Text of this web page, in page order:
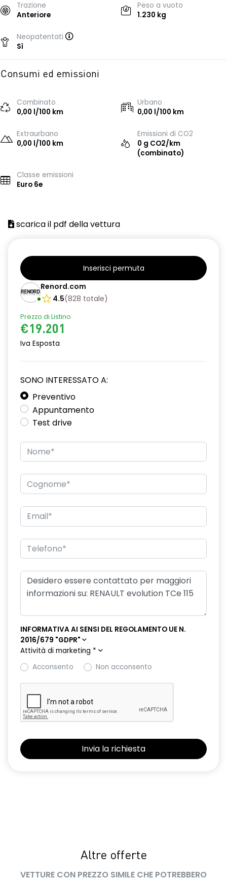
Trazione
Anteriore
Peso a vuoto
1.230 kg
Neopatentati
Sì
Consumi ed emissioni
Combinato
0,00 l/100 km
Urbano
0,00 l/100 km
Extraurbano
0,00 l/100 km
Emissioni di CO2
0 g CO2/km
(combinato)
Classe emissioni
Euro 6e
scarica il pdf della vettura
Inserisci permuta
Renord.com
4.5(828 totale)
Prezzo di Listino
€19.201
Iva Esposta
SONO INTERESSATO A:
Preventivo
Appuntamento
Test drive
INFORMATIVA AI SENSI DEL REGOLAMENTO UE N.
2016/679 "GDPR"
Attività di marketing *
Acconsento
Non acconsento
Altre offerte
VETTURE CON PREZZO SIMILE CHE POTREBBERO